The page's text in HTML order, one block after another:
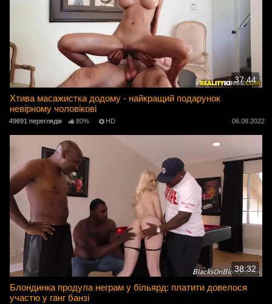
37:44
Хтива масажистка додому - найкращий подарунок
невірному чоловікові
49891 переглядів 80% HD 06.08.2022
38:32
Блондинка продула неграм у більярд: платити довелося
участю у ганг банзі